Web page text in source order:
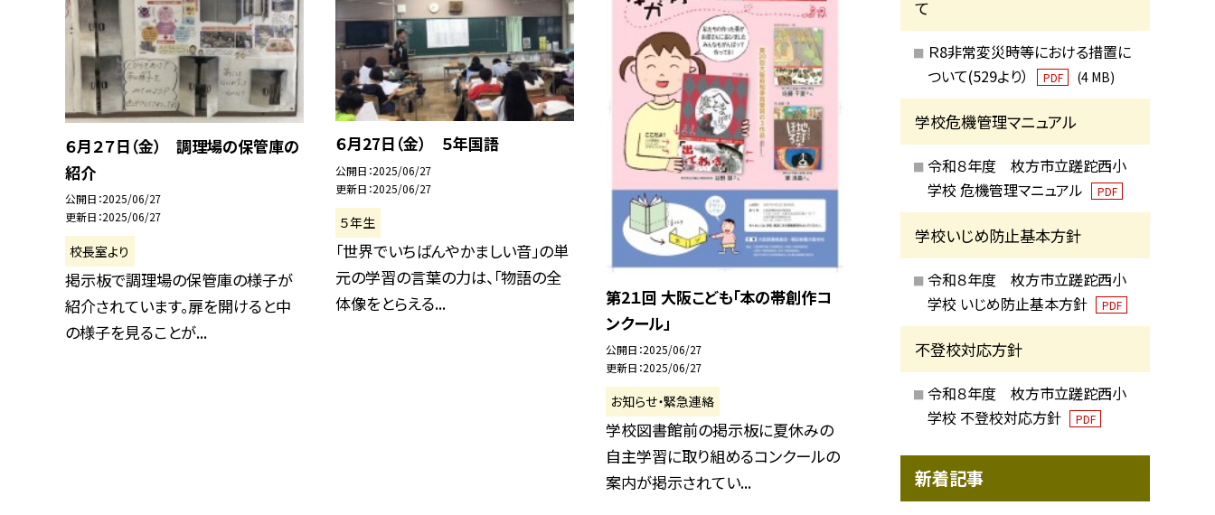
６月２７日（金） 調理場の保管庫の
紹介
公開日 2025/06/27
更新日 2025/06/27
校長室より
掲示板で調理場の保管庫の様子が
紹介されています。扉を開けると中
の様子を見ることが...
６月27日（金） ５年国語
公開日 2025/06/27
更新日 2025/06/27
５年生
「世界でいちばんやかましい音」の単
元の学習の言葉の力は、「物語の全
体像をとらえる...
第2１回 大阪こども「本の帯創作コ
ンクール」
公開日 2025/06/27
更新日 2025/06/27
お知らせ・緊急連絡
学校図書館前の掲示板に夏休みの
自主学習に取り組めるコンクールの
案内が掲示されてい...
て
Ｒ8非常変災時等における措置に
ついて(529より）
PDF (4 MB)
学校危機管理マニュアル
令和８年度 枚方市立蹉跎西小
学校 危機管理マニュアル
PDF
学校いじめ防止基本方針
令和８年度 枚方市立蹉跎西小
学校 いじめ防止基本方針
PDF
不登校対応方針
令和８年度 枚方市立蹉跎西小
学校 不登校対応方針
PDF
新着記事